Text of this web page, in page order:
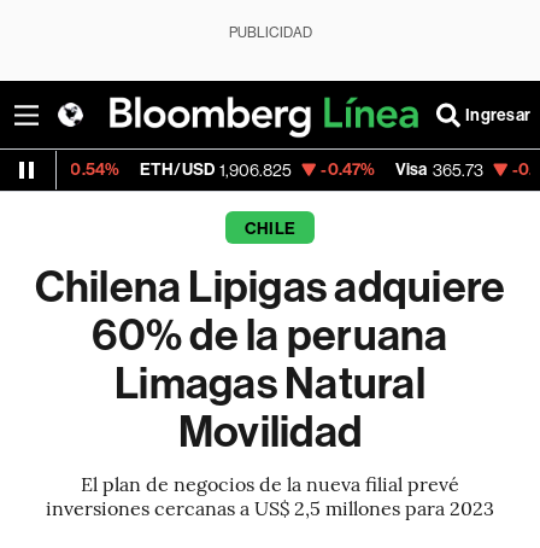
PUBLICIDAD
Ingresar
ETH/USD 1,906.825 -0.47% Visa 365.73 -0.76%
CHILE
Chilena Lipigas adquiere
60% de la peruana
Limagas Natural
Movilidad
El plan de negocios de la nueva filial prevé
inversiones cercanas a US$ 2,5 millones para 2023